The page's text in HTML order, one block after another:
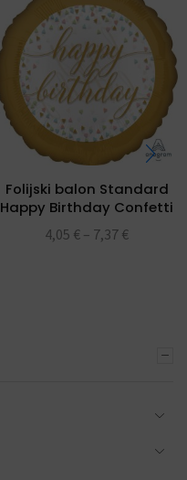
Folijski balon Standard
Happy Birthday Confetti
4,05 € – 7,37 €